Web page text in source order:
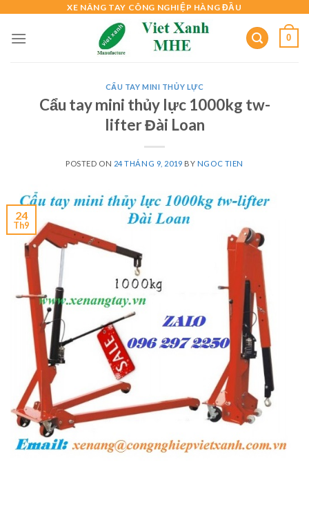
content
XE NÂNG TAY CÔNG NGHIỆP HÀNG ĐẦU
0
CẨU TAY MINI THỦY LỰC
Cẩu tay mini thủy lực 1000kg tw-
lifter Đài Loan
POSTED ON 24 THÁNG 9, 2019 BY NGOC TIEN
24
Th9